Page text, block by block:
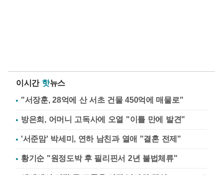
이시간 핫뉴스
"서장훈, 28억에 산 서초 건물 450억에 매물로"
방은희, 어머니 고독사에 오열 "이틀 만에 발견"
'서준맘' 박세미, 연하 남친과 열애 "결혼 전제"
황기순 "원정도박 후 필리핀서 2년 불법체류"